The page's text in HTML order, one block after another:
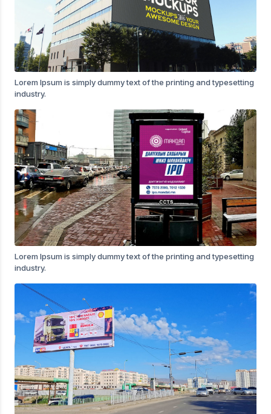
Lorem Ipsum is simply dummy text of the printing and typesetting
industry.
Lorem Ipsum is simply dummy text of the printing and typesetting
industry.